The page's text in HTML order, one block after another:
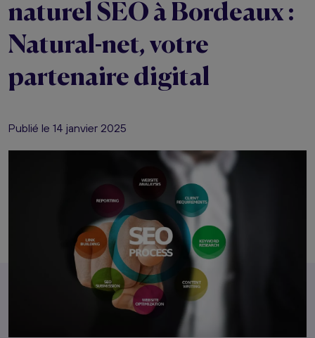
naturel SEO à Bordeaux :
Natural-net, votre
partenaire digital
Publié le 14 janvier 2025